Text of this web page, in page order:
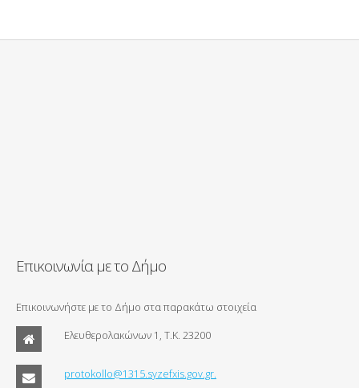
Επικοινωνία με το Δήμο
Επικοινωνήστε με το Δήμο στα παρακάτω στοιχεία
Ελευθερολακώνων 1, Τ.Κ. 23200
protokollo@1315.syzefxis.gov.gr.